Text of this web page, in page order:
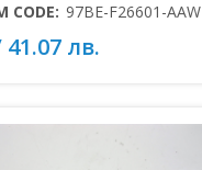
CODE: 97BE-F26601-AAW
41.07 лв.